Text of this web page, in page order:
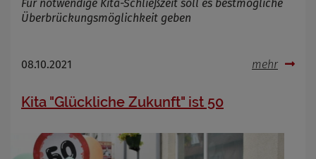
Für notwendige Kita-Schließzeit soll es bestmögliche
Überbrückungsmöglichkeit geben
08.10.2021 mehr
Kita "Glückliche Zukunft" ist 50